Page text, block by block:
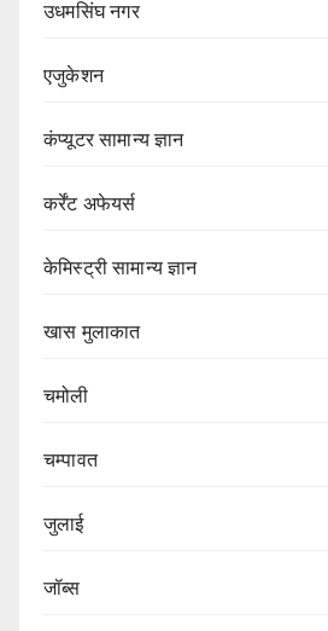
उधमसिंघ नगर
एजुकेशन
कंप्यूटर सामान्य ज्ञान
कर्रेंट अफेयर्स
केमिस्ट्री सामान्य ज्ञान
खास मुलाकात
चमोली
चम्पावत
जुलाई
जॉब्स